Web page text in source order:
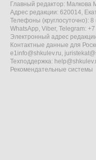
Главный редактор: Малкова
Адрес редакции: 620014,
Телефоны (круглосуточно):
WhatsApp, Viber, Telegram:
Электронный адрес
Контактные данные для
e1info@shkulev.ru,
Техподдержка:
Рекомендательные системы